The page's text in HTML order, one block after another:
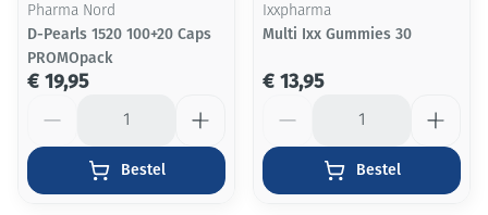
Pharma Nord
D-Pearls 1520 100+20 Caps
PROMOpack
€ 19,95
Bestel
Ixxpharma
Multi Ixx Gummies 30
€ 13,95
Bestel